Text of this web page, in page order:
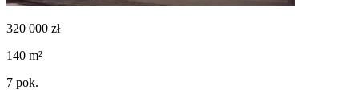
320 000 zł
140 m²
7 pok.